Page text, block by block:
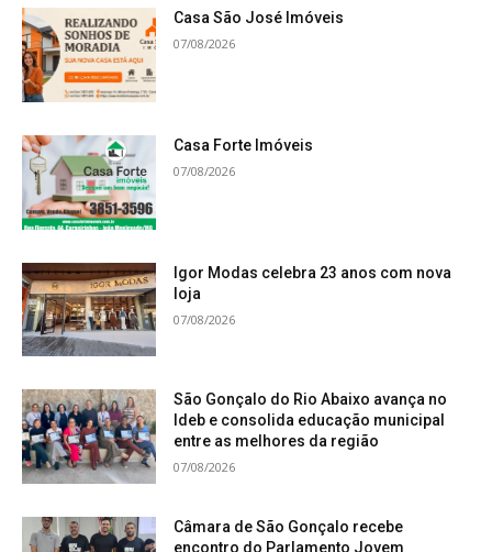
Casa São José Imóveis
07/08/2026
Casa Forte Imóveis
07/08/2026
Igor Modas celebra 23 anos com nova
loja
07/08/2026
São Gonçalo do Rio Abaixo avança no
Ideb e consolida educação municipal
entre as melhores da região
07/08/2026
Câmara de São Gonçalo recebe
encontro do Parlamento Jovem